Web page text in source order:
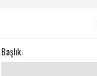
Başlık: